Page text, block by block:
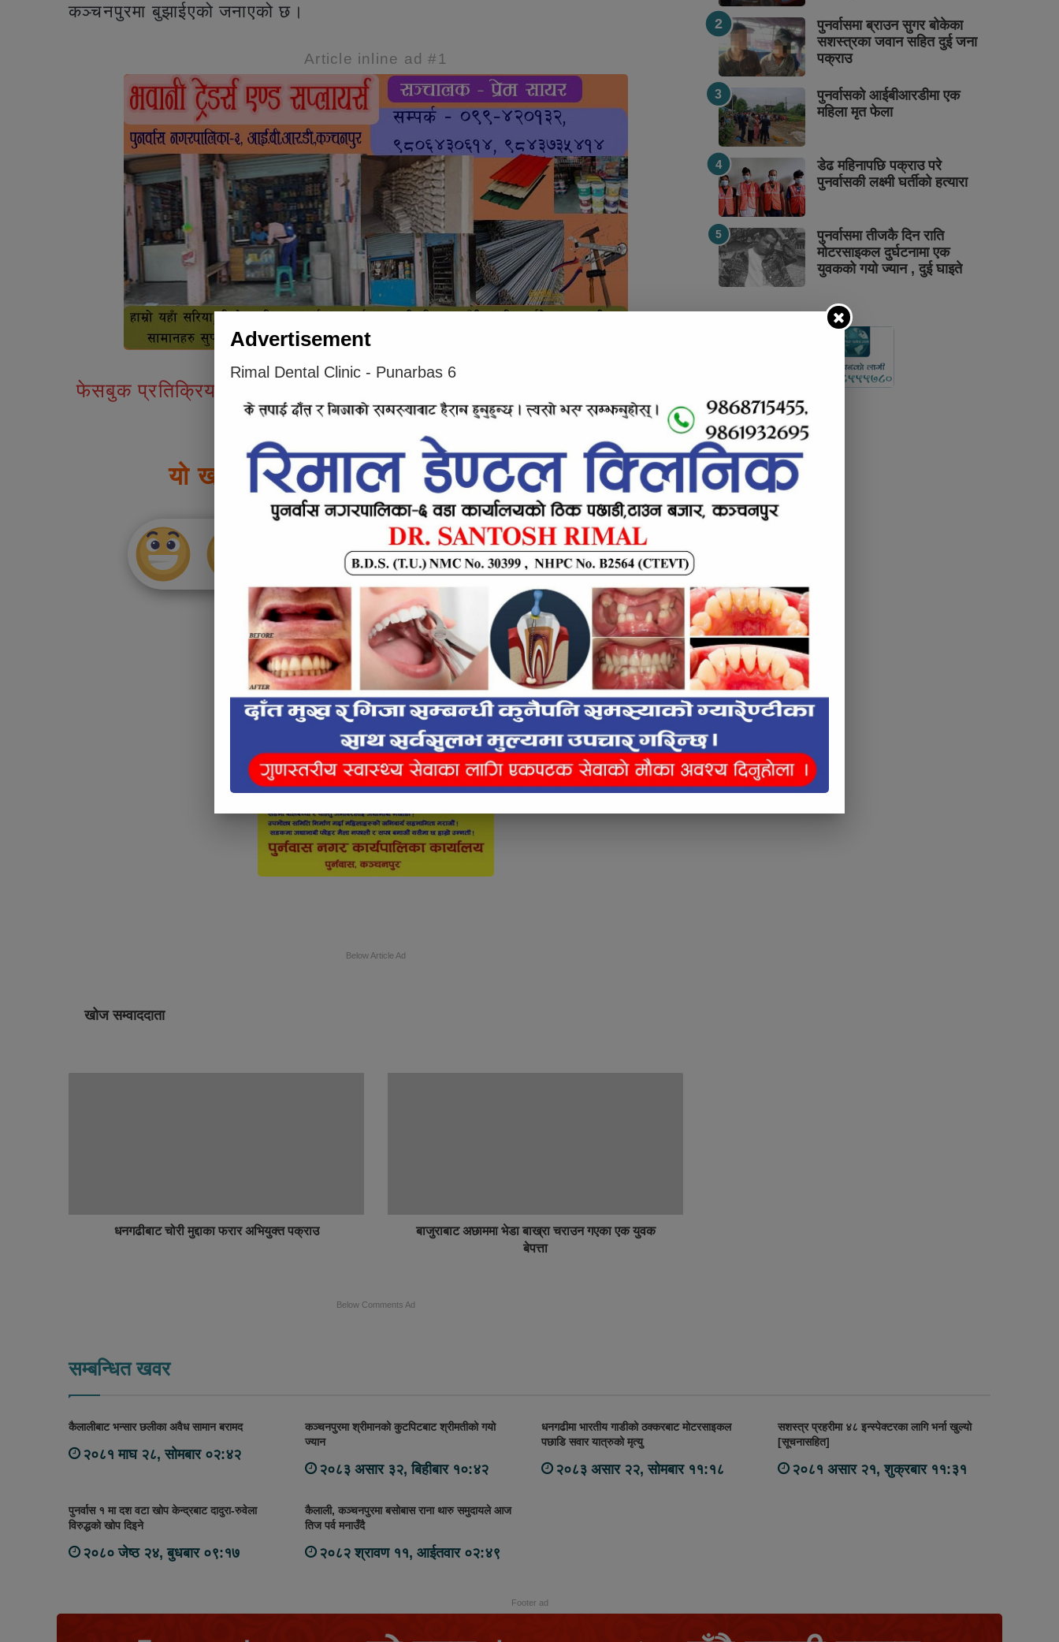
कञ्चनपुरमा बुझाईएको जनाएको छ।
Article inline ad #1
फेसबुक प्रतिक्रियाहरु
यो खबर पढेर तपाईलाई कस्तो महसुस भयो ?
Article inline ad #2
Below Article Content Ad
Below Article Ad
खोज सम्वाददाता
धनगढीबाट चोरी मुद्दाका फरार अभियुक्त पक्राउ
बाजुराबाट अछाममा भेडा बाख्रा चराउन गएका एक युवक
बेपत्ता
Below Comments Ad
पुनर्वासमा ब्राउन सुगर बोकेका
सशस्त्रका जवान सहित दुई जना
पक्राउ
पुनर्वासको आईबीआरडीमा एक
महिला मृत फेला
डेढ महिनापछि पक्राउ परे
पुनर्वासकी लक्ष्मी घर्तीको हत्यारा
पुनर्वासमा तीजकै दिन राति
मोटरसाइकल दुर्घटनामा एक
युवकको गयो ज्यान , दुई घाइते
सम्बन्धित खवर
कैलालीबाट भन्सार छलीका अवैध सामान बरामद
२०८१ माघ २८, सोमबार ०२:४२
कञ्चनपुरमा श्रीमानको कुटपिटबाट श्रीमतीको गयो
ज्यान
२०८३ असार ३२, बिहीबार १०:४२
धनगढीमा भारतीय गाडीको ठक्करबाट मोटरसाइकल
पछाडि सवार यात्रुको मृत्यु
२०८३ असार २२, सोमबार ११:१८
सशस्त्र प्रहरीमा ४८ इन्स्पेक्टरका लागि भर्ना खुल्यो
[सूचनासहित]
२०८१ असार २१, शुक्रबार ११:३१
पुनर्वास १ मा दश वटा खोप केन्द्रबाट दादुरा-रुवेला
विरुद्धको खोप दिइने
२०८० जेष्ठ २४, बुधबार ०९:१७
कैलाली, कञ्चनपुरमा बसोबास राना थारु समुदायले आज
तिज पर्व मनाउँदै
२०८२ श्रावण ११, आईतवार ०२:४९
Footer ad
Advertisement
Rimal Dental Clinic - Punarbas 6